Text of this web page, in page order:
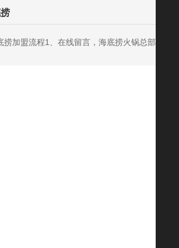
捞加盟流程1、在线留言，海底捞火锅总部会派